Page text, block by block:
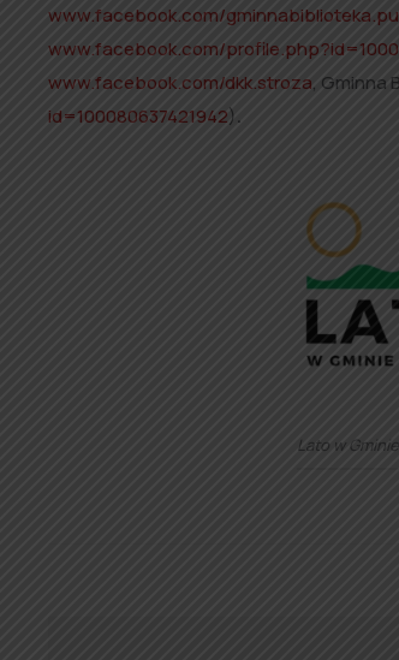
www.facebook.com/
www.facebook.com/
www.facebook.com/dkk.stroza, Gminna
id=100080637421942).
Lato w Gminie